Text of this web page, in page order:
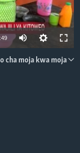
cha moja kwa moja